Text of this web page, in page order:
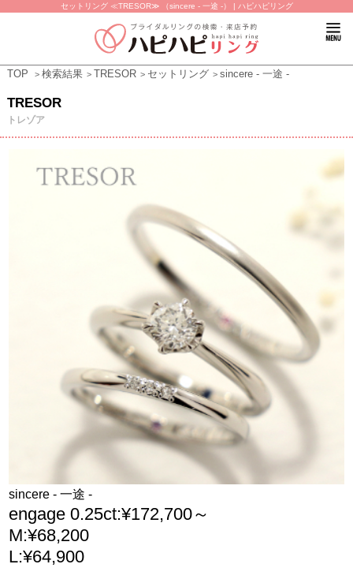
セットリング ≪TRESOR≫ （sincere - 一途 -） | ハピハピリング
TOP 検索結果 TRESOR セットリング sincere - 一途 -
TRESOR
トレゾア
sincere - 一途 -
engage 0.25ct:¥172,700～
M:¥68,200
L:¥64,900